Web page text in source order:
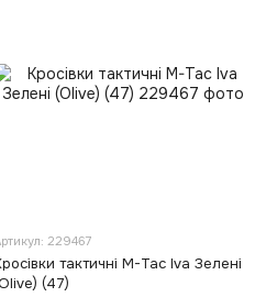
229467
тактичні M-Tac Iva Зелені
(47)